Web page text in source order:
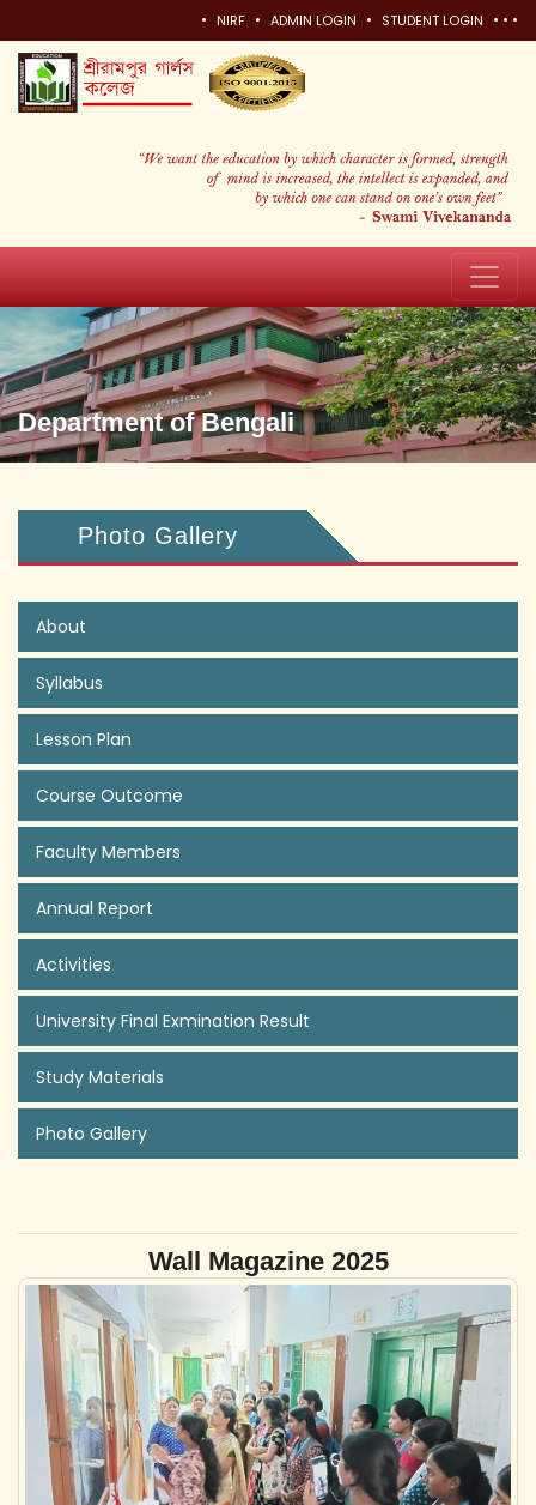
• NIRF • ADMIN LOGIN • STUDENT LOGIN • • •
Department of Bengali
Photo Gallery
About
Syllabus
Lesson Plan
Course Outcome
Faculty Members
Annual Report
Activities
University Final Exmination Result
Study Materials
Photo Gallery
Wall Magazine 2025